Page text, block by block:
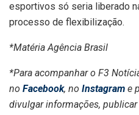
esportivos só seria liberado
processo de flexibilização.
*Matéria Agência Brasil
*Para acompanhar o F3
no Facebook, no Instagram e
divulgar informações,